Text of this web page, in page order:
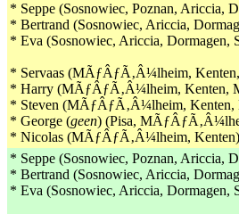
* Seppe (Sosnowiec, Poznan, Ariccia,
* Bertrand (Sosnowiec, Ariccia,
* Eva (Sosnowiec, Ariccia,
* Servaas (MÃƒÂƒÃ‚Â¼lheim,
* Harry (MÃƒÂƒÃ‚Â¼lheim, Kenten,
* Steven (MÃƒÂƒÃ‚Â¼lheim,
* George (geen) (Pisa,
* Nicolas (MÃƒÂƒÃ‚Â¼lheim,
* Seppe (Sosnowiec, Poznan, Ariccia,
* Bertrand (Sosnowiec, Ariccia,
* Eva (Sosnowiec, Ariccia, Dormagen,